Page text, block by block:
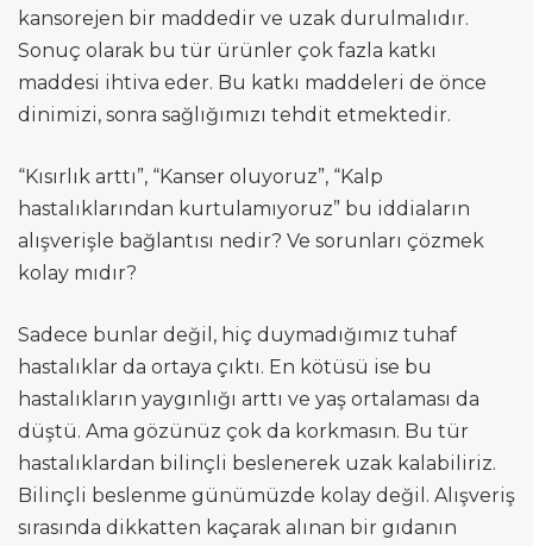
kansorejen bir maddedir ve uzak durulmalıdır.
Sonuç olarak bu tür ürünler çok fazla katkı
maddesi ihtiva eder. Bu katkı maddeleri de önce
dinimizi, sonra sağlığımızı tehdit etmektedir.
“Kısırlık arttı”, “Kanser oluyoruz”, “Kalp
hastalıklarından kurtulamıyoruz” bu iddiaların
alışverişle bağlantısı nedir? Ve sorunları çözmek
kolay mıdır?
Sadece bunlar değil, hiç duymadığımız tuhaf
hastalıklar da ortaya çıktı. En kötüsü ise bu
hastalıkların yaygınlığı arttı ve yaş ortalaması da
düştü. Ama gözünüz çok da korkmasın. Bu tür
hastalıklardan bilinçli beslenerek uzak kalabiliriz.
Bilinçli beslenme günümüzde kolay değil. Alışveriş
sırasında dikkatten kaçarak alınan bir gıdanın